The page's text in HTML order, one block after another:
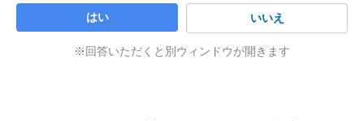
はい いいえ
※回答いただくと別ウィンドウが開きます